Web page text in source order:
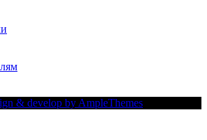
& develop by AmpleThemes